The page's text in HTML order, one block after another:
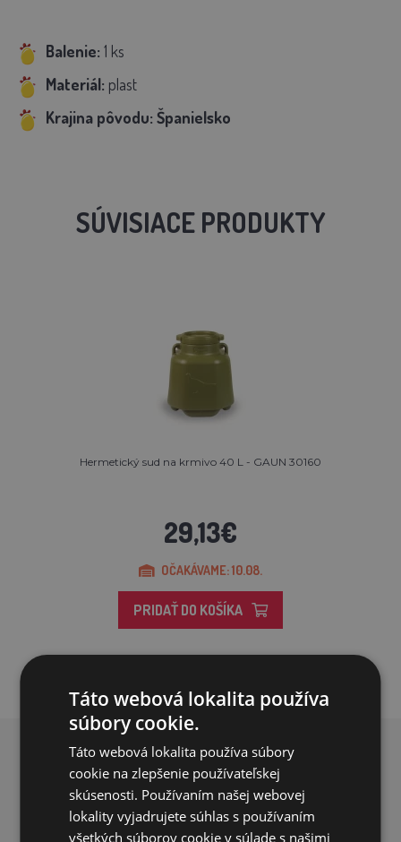
Balenie: 1 ks
Materiál: plast
Krajina pôvodu: Španielsko
SÚVISIACE PRODUKTY
Hermetický sud na krmivo 40 L - GAUN 30160
29,13€
OČAKÁVAME: 10.08.
PRIDAŤ DO KOŠÍKA
PREČO NAKUPOVAŤ U NÁS?
Táto webová lokalita používa
súbory cookie.
Táto webová lokalita používa súbory
cookie na zlepšenie používateľskej
skúsenosti. Používaním našej webovej
lokality vyjadrujete súhlas s používaním
všetkých súborov cookie v súlade s našimi